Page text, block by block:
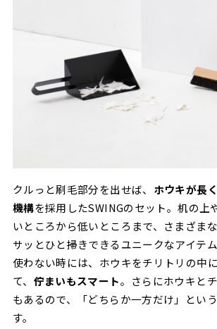
クルっと刷毛部分を出せば、 ホウキが長
機構を採用したSWINGのセット。机の上
いところから低いところまで、さまざま
サッとひと掃きできるユニークなアイテム
使わない時には、ホウキをチリトリの中
て、 佇まいもスマート。さらにホウキと
もあるので、「どちらか一方だけ」とい
す。